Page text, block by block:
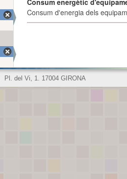
Consum energètic
Consum d'energia dels
Pl. del Vi, 1. 17004 GIRONA